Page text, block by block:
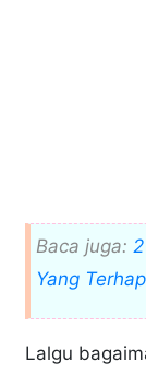
Baca juga:
Yang
Lalgu